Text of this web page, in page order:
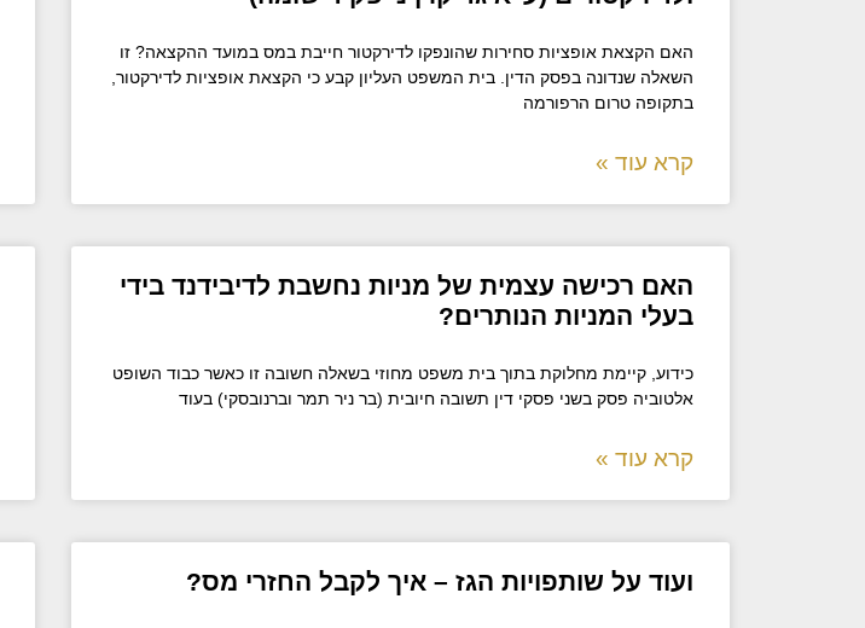
האם הקצאת אופציות סחירות שהונפקו לדירקטור חייבת במס במועד ההקצאה? זו
השאלה שנדונה בפסק הדין. בית המשפט העליון קבע כי הקצאת אופציות לדירקטור,
בתקופה טרום הרפורמה
קרא עוד »
האם רכישה עצמית של מניות נחשבת לדיבידנד בידי
בעלי המניות הנותרים?
כידוע, קיימת מחלוקת בתוך בית משפט מחוזי בשאלה חשובה זו כאשר כבוד השופט
אלטוביה פסק בשני פסקי דין תשובה חיובית (בר ניר תמר וברנובסקי) בעוד
קרא עוד »
ועוד על שותפויות הגז – איך לקבל החזרי מס?